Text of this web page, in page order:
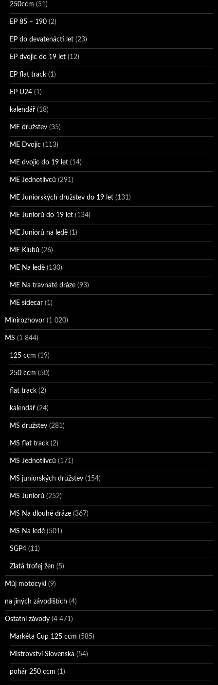
250ccm (51)
EP 85 – 190 (2)
EP do devatenácti let (23)
EP dvojic do 19 let (12)
EP flat track (1)
EP U24 (1)
kalendář (18)
ME družstev (35)
ME Dvojic (113)
ME dvojic do 19 let (14)
ME Jednotlivců (291)
ME Juniorských družstev do 19 let (131)
ME Juniorů do 19 let (134)
ME Juniorů na ledě (1)
ME Klubů (26)
ME Na ledě (130)
ME Na travnaté dráze (93)
ME sidecar (1)
Minirozhovor (1 020)
MS (1 844)
125 ccm (19)
250 ccm (50)
flat track (2)
kalendář (24)
MS družstev (281)
MS flat track (2)
MS Jednotlivců (171)
MS juniorských družstev (154)
MS Juniorů (252)
MS Na dlouhé dráze (367)
MS Na ledě (501)
SGP4 (11)
Zlatá trofej žen (5)
Můj motocykl (9)
na jiných závodištích (4)
Ostatní závody (4 471)
Markéta Cup 125 ccm (585)
Mistrovství Slovenska (54)
pohár 250 ccm (1)